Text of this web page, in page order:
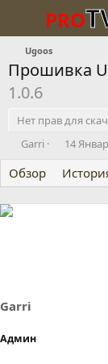
PRO
Ugoos
Прошивка
1.0.6
Нет прав для
А
т
о
р
Garri
Д
т
а
н
14
Обзор
Garri
Админ